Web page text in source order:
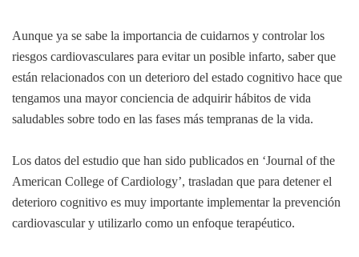
Aunque ya se sabe la importancia de cuidarnos y controlar los
riesgos cardiovasculares para evitar un posible infarto, saber que
están relacionados con un deterioro del estado cognitivo hace que
tengamos una mayor conciencia de adquirir hábitos de vida
saludables sobre todo en las fases más tempranas de la vida.
Los datos del estudio que han sido publicados en ‘Journal of the
American College of Cardiology’, trasladan que para detener el
deterioro cognitivo es muy importante implementar la prevención
cardiovascular y utilizarlo como un enfoque terapéutico.